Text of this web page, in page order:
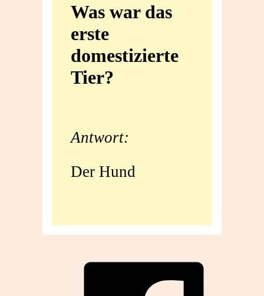
domestizierte
Was war das
erste
domestizierte
Tier?
Antwort:
Der Hund